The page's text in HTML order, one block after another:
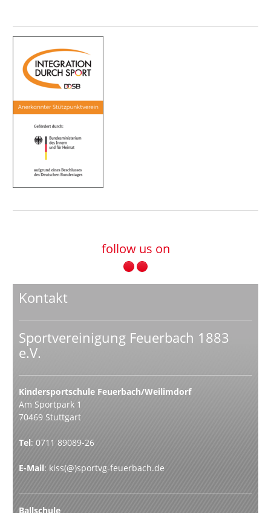
follow us on
Kontakt
Sportvereinigung Feuerbach 1883
e.V.
Kindersportschule Feuerbach/Weilimdorf
Am Sportpark 1
70469 Stuttgart
Tel: 0711 89089-26
E-Mail: kiss(@)sportvg-feuerbach.de
Ballschule